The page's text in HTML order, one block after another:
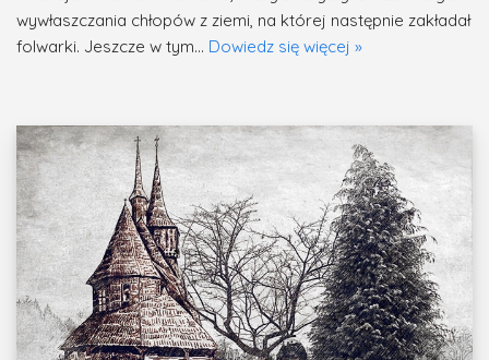
wywłaszczania chłopów z ziemi, na której następnie zakładał
folwarki. Jeszcze w tym… Dowiedz się więcej »